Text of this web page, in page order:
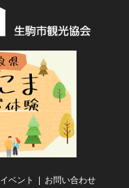
イベント お問い合わせ